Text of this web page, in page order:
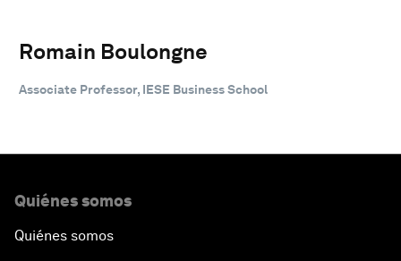
Romain Boulongne
Associate Professor, IESE Business School
Quiénes somos
Quiénes somos